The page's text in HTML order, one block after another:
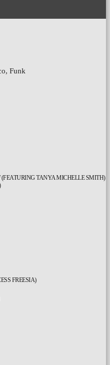
Funk
TANYA MICHELLE SMITH)
FREESIA)